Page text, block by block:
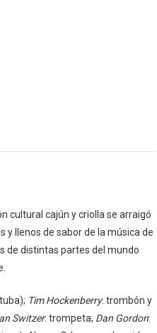
cultural cajún y criolla se arraigó
y llenos de sabor de la música de
de distintas partes del mundo
Tim Hockenberry: trombón y
Switzer: trompeta; Dan Gordon: